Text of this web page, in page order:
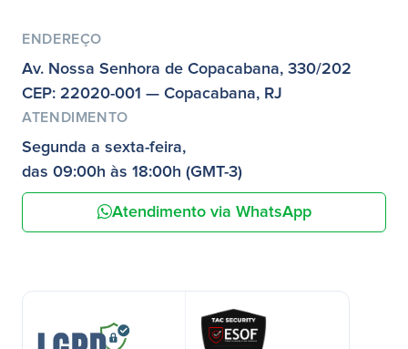
ENDEREÇO
Av. Nossa Senhora de Copacabana, 330/202
CEP: 22020-001 — Copacabana, RJ
ATENDIMENTO
Segunda a sexta-feira,
das 09:00h às 18:00h (GMT-3)
Atendimento via WhatsApp